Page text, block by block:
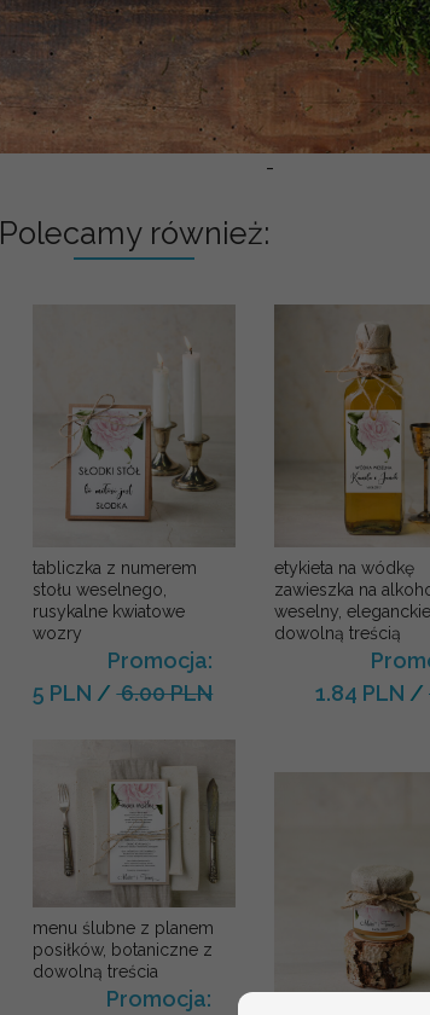
-
Polecamy również:
tabliczka z numerem
stołu weselnego,
rusykalne kwiatowe
wozry
Promocja:
5 PLN /6.00 PLN
menu ślubne z planem
posiłków, botaniczne z
dowolną treścia
Promocja:
etykieta na wódkę
zawieszka na
weselny,
dowolną treścią
1.84 PLN /